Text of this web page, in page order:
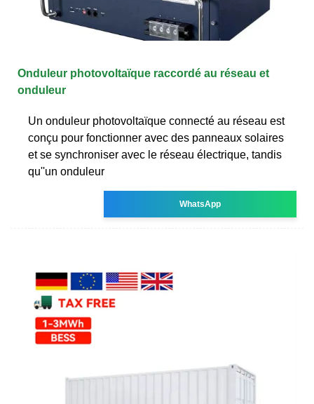
Onduleur photovoltaïque raccordé au réseau et
onduleur
Un onduleur photovoltaïque connecté au réseau est
conçu pour fonctionner avec des panneaux solaires
et se synchroniser avec le réseau électrique, tandis
qu''un onduleur
WhatsApp